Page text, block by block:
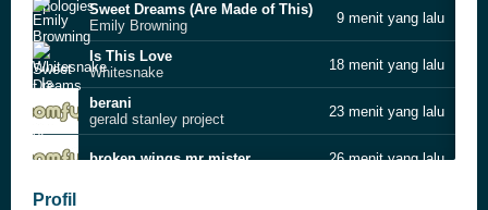
Sweet Dreams (Are Made of This)
Emily Browning
9 menit yang lalu
Is This Love
Whitesnake
18 menit yang lalu
berani
gerald stanley project
23 menit yang lalu
broken wings mr mister 26 menit yang lalu
Profil